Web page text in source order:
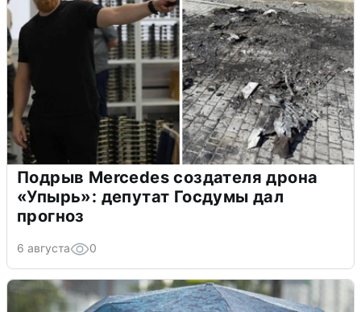
Подрыв Mercedes создателя дрона
«Упырь»: депутат Госдумы дал
прогноз
6 августа 0